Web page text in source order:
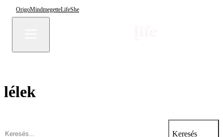
OrigoMindmegetteLifeShe
lélek
Keresés